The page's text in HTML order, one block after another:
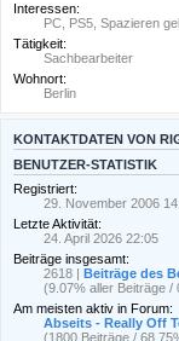
Interessen:
PC, PS5, Spazieren
Tätigkeit:
Sachbearbeiter
Wohnort:
Berlin
KONTAKTDATEN VON
BENUTZER-STATISTIK
Registriert:
29. November 2006
Letzte Aktivität:
24. April 2026 22:05
Beiträge insgesamt:
2618 | Beiträge des
(9.07% aller Beiträge /
Am meisten aktiv in Forum:
Abseits - Really Off
(1800 Beiträge /